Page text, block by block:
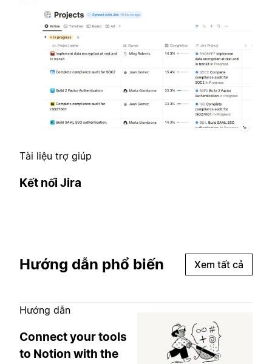
Tài liệu trợ giúp
Kết nối Jira
Hướng dẫn phổ biến Xem tất cả
Hướng dẫn
Connect your tools
to Notion with the